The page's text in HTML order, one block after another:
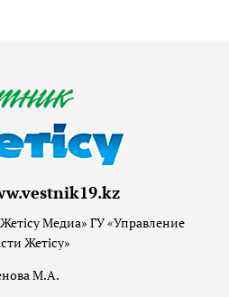
Медиа» ГУ «Управление
Жетісу»
М.А.